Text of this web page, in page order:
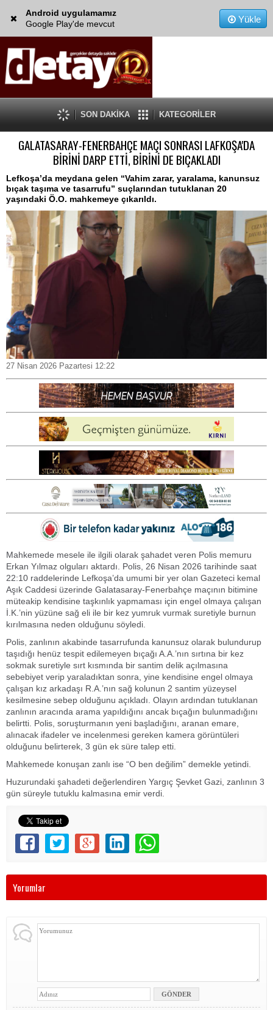
Android uygulamamız
Google Play'de mevcut
Yükle
SON DAKİKA KATEGORİLER
GALATASARAY-FENERBAHÇE MAÇI SONRASI LAFKOŞA'DA
BİRİNİ DARP ETTİ, BİRİNİ DE BIÇAKLADI
Lefkoşa’da meydana gelen “Vahim zarar, yaralama, kanunsuz
bıçak taşıma ve tasarrufu” suçlarından tutuklanan 20
yaşındaki Ö.O. mahkemeye çıkarıldı.
27 Nisan 2026 Pazartesi 12:22
Mahkemede mesele ile ilgili olarak şahadet veren Polis memuru
Erkan Yılmaz olguları aktardı. Polis, 26 Nisan 2026 tarihinde saat
22:10 raddelerinde Lefkoşa’da umumi bir yer olan Gazeteci kemal
Aşık Caddesi üzerinde Galatasaray-Fenerbahçe maçının bitimine
müteakip kendisine taşkınlık yapmaması için engel olmaya çalışan
İ.K.’nin yüzüne sağ eli ile bir kez yumruk vurmak suretiyle burnun
kırılmasına neden olduğunu söyledi.
Polis, zanlının akabinde tasarrufunda kanunsuz olarak bulundurup
taşıdığı henüz tespit edilemeyen bıçağı A.A.’nın sırtına bir kez
sokmak suretiyle sırt kısmında bir santim delik açılmasına
sebebiyet verip yaraladıktan sonra, yine kendisine engel olmaya
çalışan kız arkadaşı R.A.’nın sağ kolunun 2 santim yüzeysel
kesilmesine sebep olduğunu açıkladı. Olayın ardından tutuklanan
zanlının aracında arama yapıldığını ancak bıçağın bulunmadığını
belirtti. Polis, soruşturmanın yeni başladığını, aranan emare,
alınacak ifadeler ve incelenmesi gereken kamera görüntüleri
olduğunu belirterek, 3 gün ek süre talep etti.
Mahkemede konuşan zanlı ise “O ben değilim” demekle yetindi.
Huzurundaki şahadeti değerlendiren Yargıç Şevket Gazi, zanlının 3
gün süreyle tutuklu kalmasına emir verdi.
Yorumlar